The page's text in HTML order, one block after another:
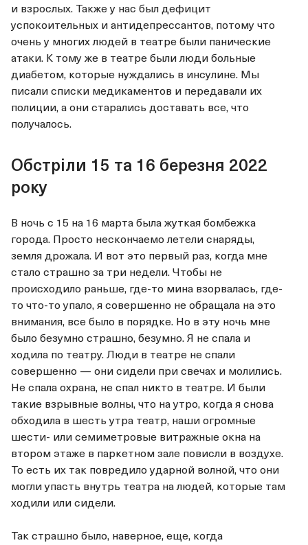
и взрослых. Также у нас был дефицит
успокоительных и антидепрессантов, потому что
очень у многих людей в театре были панические
атаки. К тому же в театре были люди больные
диабетом, которые нуждались в инсулине. Мы
писали списки медикаментов и передавали их
полиции, а они старались доставать все, что
получалось.
Обстріли 15 та 16 березня 2022
року
В ночь с 15 на 16 марта была жуткая бомбежка
города. Просто нескончаемо летели снаряды,
земля дрожала. И вот это первый раз, когда мне
стало страшно за три недели. Чтобы не
происходило раньше, где-то мина взорвалась, где-
то что-то упало, я совершенно не обращала на это
внимания, все было в порядке. Но в эту ночь мне
было безумно страшно, безумно. Я не спала и
ходила по театру. Люди в театре не спали
совершенно — они сидели при свечах и молились.
Не спала охрана, не спал никто в театре. И были
такие взрывные волны, что на утро, когда я снова
обходила в шесть утра театр, наши огромные
шести- или семиметровые витражные окна на
втором этаже в паркетном зале повисли в воздухе.
То есть их так повредило ударной волной, что они
могли упасть внутрь театра на людей, которые там
ходили или сидели.
Так страшно было, наверное, еще, когда